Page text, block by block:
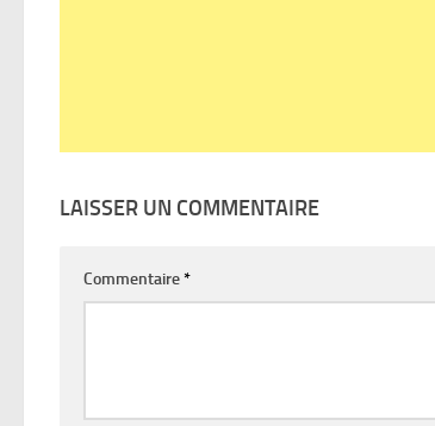
LAISSER UN COMMENTAIRE
Commentaire*